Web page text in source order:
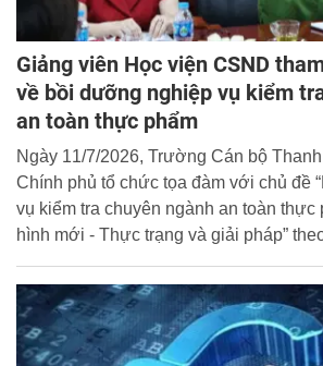
Giảng viên Học viện CSND
về bồi dưỡng nghiệp vụ kiểm
an toàn thực phẩm
Ngày 11/7/2026, Trường Cán bộ
Chính phủ tổ chức tọa đàm với chủ đề
vụ kiểm tra chuyên ngành an toàn thực
hình mới - Thực trạng và giải pháp”